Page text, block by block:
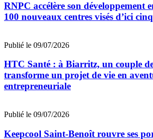
RNPC accélère son développement
100 nouveaux centres visés d’ici
Publié le 09/07/2026
HTC Santé : à Biarritz, un couple
transforme un projet de vie en
entrepreneuriale
Publié le 09/07/2026
Keepcool Saint-Benoît rouvre ses